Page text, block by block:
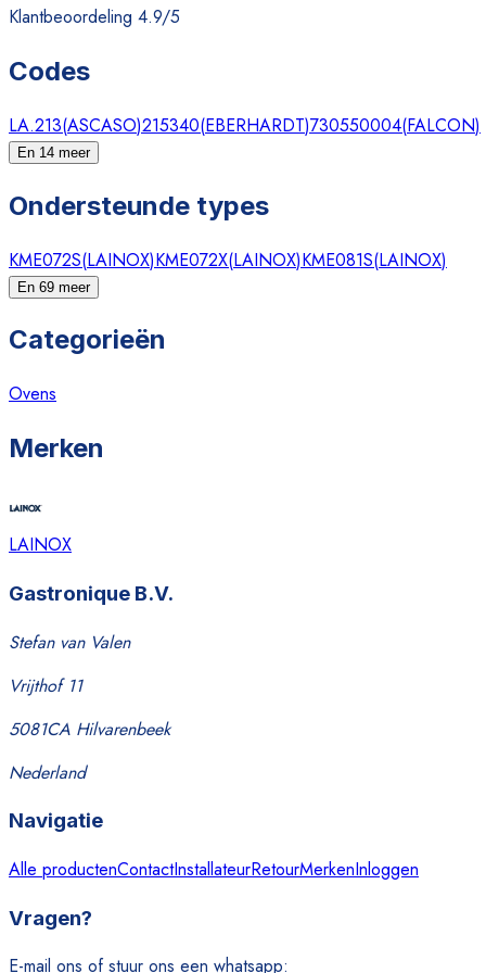
Klantbeoordeling 4.9/5
Codes
LA.213(ASCASO)215340(EBERHARDT)730550004(FALCON)
En 14 meer
Ondersteunde types
KME072S(LAINOX)KME072X(LAINOX)KME081S(LAINOX)
En 69 meer
Categorieën
Ovens
Merken
LAINOX
Gastronique B.V.
Stefan van Valen
Vrijthof 11
5081CA Hilvarenbeek
Nederland
Navigatie
Alle productenContactInstallateurRetourMerkenInloggen
Vragen?
E-mail ons of stuur ons een whatsapp: